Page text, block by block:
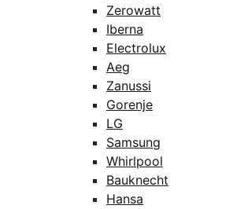
Zerowatt
Iberna
Electrolux
Aeg
Zanussi
Gorenje
LG
Samsung
Whirlpool
Bauknecht
Hansa